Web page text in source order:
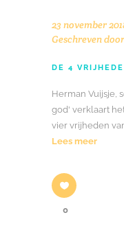
23 november
Geschreven door
DE 4
Herman Vuijsje,
god' verklaart
vier vrijheden
Lees meer
0